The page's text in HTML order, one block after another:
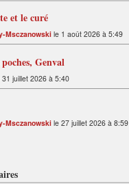
et le curé
Msczanowski le 1 août 2026 à 5:49
Genval
31 juillet 2026 à 5:40
Msczanowski le 27 juillet 2026 à 8:59